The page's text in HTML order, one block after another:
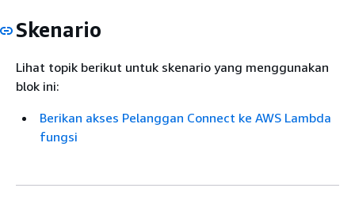
Skenario
Lihat topik berikut untuk skenario yang menggunakan
blok ini:
Berikan akses Pelanggan Connect ke AWS Lambda
fungsi